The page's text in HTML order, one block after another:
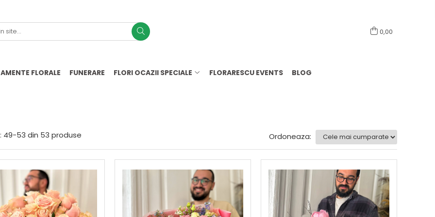
0,00
FLORALE FUNERARE FLORI OCAZII SPECIALE FLORARESCU EVENTS BLOG
49-53 din 53 produse Ordoneaza: